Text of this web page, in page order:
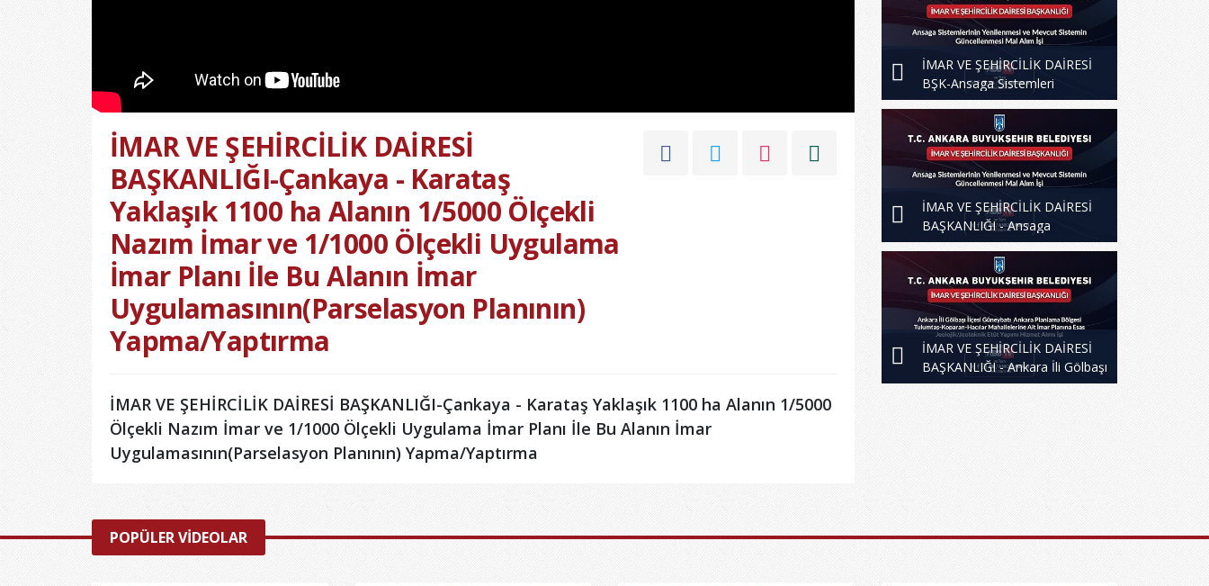
İMAR VE ŞEHİRCİLİK DAİRESİ
BAŞKANLIĞI-Çankaya - Karataş
Yaklaşık 1100 ha Alanın 1/5000 Ölçekli
Nazım İmar ve 1/1000 Ölçekli Uygulama
İmar Planı İle Bu Alanın İmar
Uygulamasının(Parselasyon Planının)
Yapma/Yaptırma
İMAR VE ŞEHİRCİLİK DAİRESİ BAŞKANLIĞI-Çankaya - Karataş Yaklaşık 1100 ha Alanın 1/5000
Ölçekli Nazım İmar ve 1/1000 Ölçekli Uygulama İmar Planı İle Bu Alanın İmar
Uygulamasının(Parselasyon Planının) Yapma/Yaptırma
İMAR VE ŞEHİRCİLİK DAİRESİ
BŞK-Ansaga Sistemleri
Yenilenmesi ve Mevcut Sistem
Güncellenmesi 2.Oturum
İMAR VE ŞEHİRCİLİK DAİRESİ
BAŞKANLIĞI - Ansaga
Sistemleri Yenilenmesi ve
Mevcut Sistem Güncellenmesi
İMAR VE ŞEHİRCİLİK DAİRESİ
BAŞKANLIĞI - Ankara İli Gölbaşı
İlçesi Güneybatı Ankara
POPÜLER VİDEOLAR